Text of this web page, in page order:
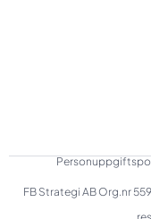
FB Strategi AB Org.nr